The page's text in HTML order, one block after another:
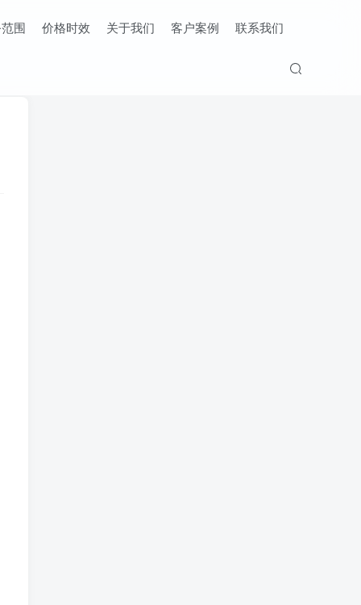
围 价格时效 关于我们 客户案例 联系我们